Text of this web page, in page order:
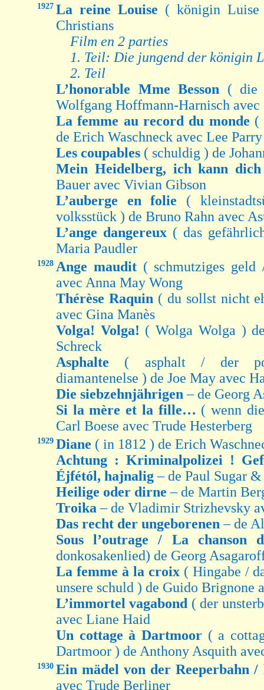
1927 La reine Louise ( königin
Christians
Film en 2 parties
1. Teil: Die jungend der königin
2. Teil
L’honorable Mme Besson ( die
Wolfgang Hoffmann-Harnisch
La femme au record du monde (
de Erich Waschneck avec Lee Parry
Les coupables ( schuldig ) de
Mein Heidelberg, ich kann
Bauer avec Vivian Gibson
L’auberge en folie (
volksstück ) de Bruno Rahn avec
L’ange dangereux ( das
Maria Paudler
1928 Ange maudit ( schmutziges
avec Anna May Wong
Thérèse Raquin ( du sollst nicht
avec Gina Manès
Volga! Volga! ( Wolga Wolga )
Schreck
Asphalte ( asphalt / der
diamantenelse ) de Joe May avec
Die siebzehnjährigen– de Georg
Si la mère et la fille… ( wenn
Carl Boese avec Trude Hesterberg
1929 Diane ( in 1812 ) de Erich
Achtung : Kriminalpolizei !
Éjfétól, hajnalig– de Paul Sugar
Heilige oder dirne– de Martin
Troika– de Vladimir Strizhevsky
Das recht der ungeborenen– de
Sous l’outrage / La chanson
donkosakenlied) de Georg
La femme à la croix ( Hingabe /
unsere schuld ) de Guido Brignone
L’immortel vagabond ( der
avec Liane Haid
Un cottage à Dartmoor ( a
Dartmoor ) de Anthony Asquith
1930 Ein mädel von der Reeperbahn
avec Trude Berliner